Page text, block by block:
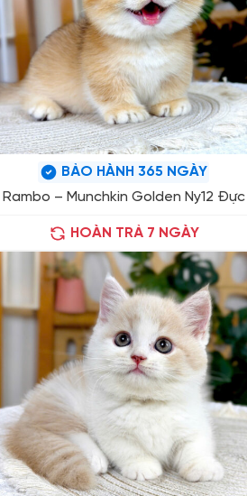
BẢO HÀNH 365 NGÀY
Rambo – Munchkin Golden Ny12 Đực
HOÀN TRẢ 7 NGÀY